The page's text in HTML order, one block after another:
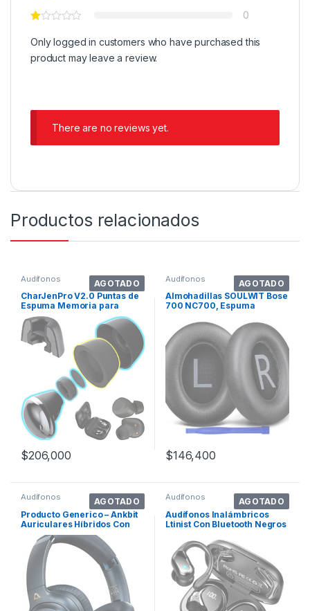
0
Only logged in customers who have purchased this
product may leave a review.
There are no reviews yet.
Productos relacionados
AGOTADO
Audífonos
CharJenPro V2.0 Puntas de
Espuma Memoria para
Galaxy Buds2
$206,000
AGOTADO
Audífonos
Almohadillas SOULWIT Bose
700 NC700, Espuma
$146,400
AGOTADO
Audífonos
Producto Generico – Ankbit
Auriculares Híbridos Con
Cancel. Color Azul
AGOTADO
Audífonos
Audífonos Inalámbricos
Ltinist Con Bluetooth Negros